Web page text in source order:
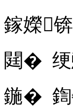
鎵嬫
閮� 绠
鍦� 鍧